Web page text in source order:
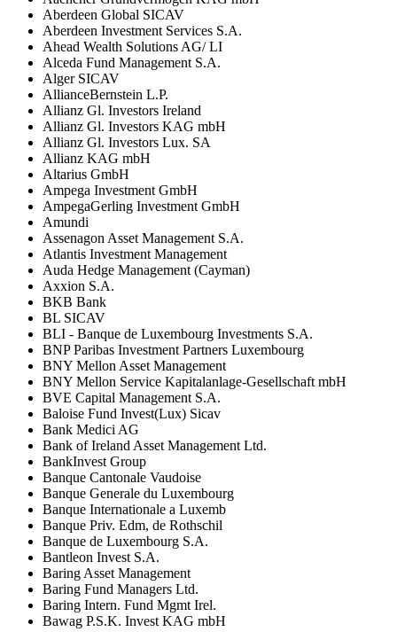
Aberdeen Global SICAV
Aberdeen Investment Services S.A.
Ahead Wealth Solutions AG/ LI
Alceda Fund Management S.A.
Alger SICAV
AllianceBernstein L.P.
Allianz Gl. Investors Ireland
Allianz Gl. Investors KAG mbH
Allianz Gl. Investors Lux. SA
Allianz KAG mbH
Altarius GmbH
Ampega Investment GmbH
AmpegaGerling Investment GmbH
Amundi
Assenagon Asset Management S.A.
Atlantis Investment Management
Auda Hedge Management (Cayman)
Axxion S.A.
BKB Bank
BL SICAV
BLI - Banque de Luxembourg Investments S.A.
BNP Paribas Investment Partners Luxembourg
BNY Mellon Asset Management
BNY Mellon Service Kapitalanlage-Gesellschaft mbH
BVE Capital Management S.A.
Baloise Fund Invest(Lux) Sicav
Bank Medici AG
Bank of Ireland Asset Management Ltd.
BankInvest Group
Banque Cantonale Vaudoise
Banque Generale du Luxembourg
Banque Internationale a Luxemb
Banque Priv. Edm, de Rothschil
Banque de Luxembourg S.A.
Bantleon Invest S.A.
Baring Asset Management
Baring Fund Managers Ltd.
Baring Intern. Fund Mgmt Irel.
Bawag P.S.K. Invest KAG mbH